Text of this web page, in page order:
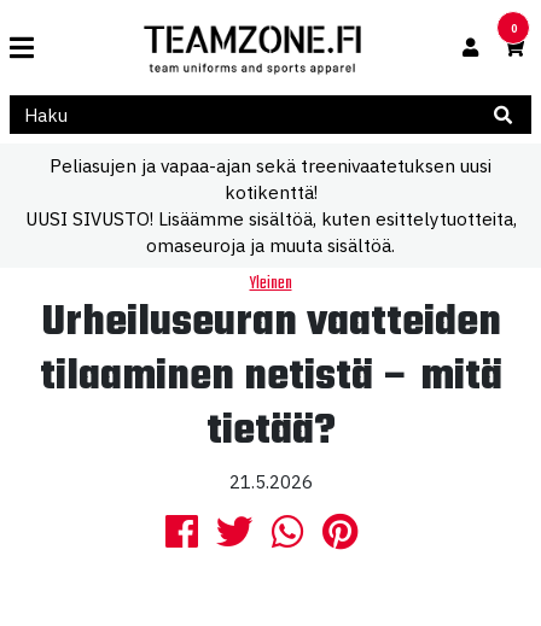
0
Peliasujen ja vapaa-ajan sekä treenivaatetuksen uusi
kotikenttä!
UUSI SIVUSTO! Lisäämme sisältöä, kuten esittelytuotteita,
omaseuroja ja muuta sisältöä.
Yleinen
Urheiluseuran vaatteiden
tilaaminen netistä – mitä
tietää?
21.5.2026